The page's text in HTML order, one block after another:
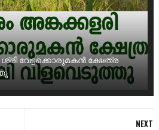
ശ്രീ വേട്ടക്കൊരുമകൻ ക്ഷേത്ര
NEXT